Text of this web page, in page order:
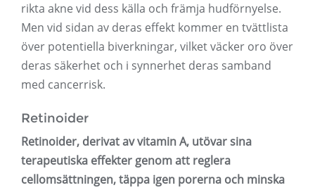
rikta akne vid dess källa och främja hudförnyelse.
Men vid sidan av deras effekt kommer en tvättlista
över potentiella biverkningar, vilket väcker oro över
deras säkerhet och i synnerhet deras samband
med cancerrisk.
Retinoider
Retinoider, derivat av vitamin A, utövar sina
terapeutiska effekter genom att reglera
cellomsättningen, täppa igen porerna och minska